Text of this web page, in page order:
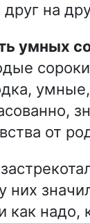
на
умных
от
них
как надо,